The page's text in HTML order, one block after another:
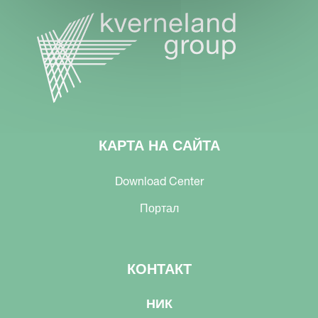
КАРТА НА САЙТА
Download Center
Портал
КОНТАКТ
НИК